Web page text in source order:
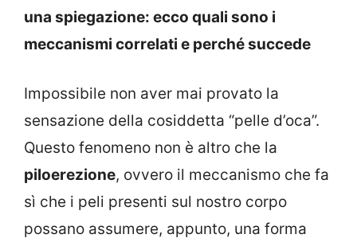
una spiegazione: ecco quali sono i
meccanismi correlati e perché succede
Impossibile non aver mai provato la
sensazione della cosiddetta “pelle d’oca”.
Questo fenomeno non è altro che la
piloerezione, ovvero il meccanismo che fa
sì che i peli presenti sul nostro corpo
possano assumere, appunto, una forma